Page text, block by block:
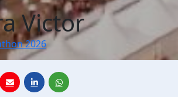
Victor
2026